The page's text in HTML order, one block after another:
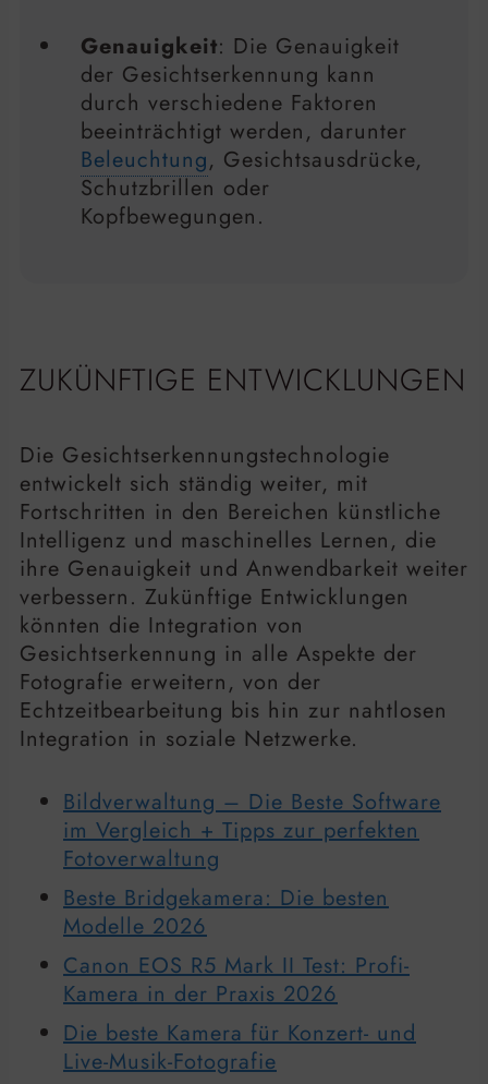
Genauigkeit: Die Genauigkeit
der Gesichtserkennung kann
durch verschiedene Faktoren
beeinträchtigt werden, darunter
Beleuchtung, Gesichtsausdrücke,
Schutzbrillen oder
Kopfbewegungen.
ZUKÜNFTIGE ENTWICKLUNGEN
Die Gesichtserkennungstechnologie
entwickelt sich ständig weiter, mit
Fortschritten in den Bereichen künstliche
Intelligenz und maschinelles Lernen, die
ihre Genauigkeit und Anwendbarkeit weiter
verbessern. Zukünftige Entwicklungen
könnten die Integration von
Gesichtserkennung in alle Aspekte der
Fotografie erweitern, von der
Echtzeitbearbeitung bis hin zur nahtlosen
Integration in soziale Netzwerke.
Bildverwaltung – Die Beste Software
im Vergleich + Tipps zur perfekten
Fotoverwaltung
Beste Bridgekamera: Die besten
Modelle 2026
Canon EOS R5 Mark II Test: Profi-
Kamera in der Praxis 2026
Die beste Kamera für Konzert- und
Live-Musik-Fotografie